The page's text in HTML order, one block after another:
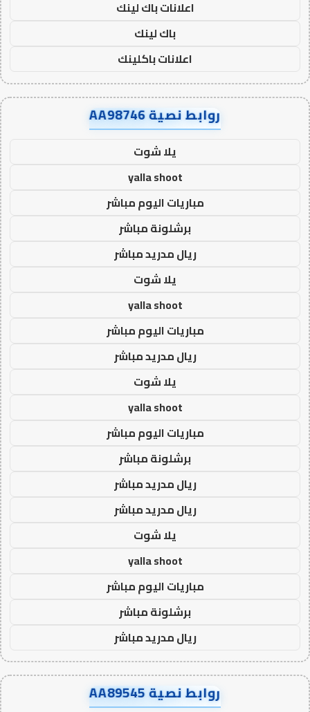
اعلانات باك لينك
باك لينك
اعلانات باكلينك
روابط نصية AA98746
يلا شوت
yalla shoot
مباريات اليوم مباشر
برشلونة مباشر
ريال مدريد مباشر
يلا شوت
yalla shoot
مباريات اليوم مباشر
ريال مدريد مباشر
يلا شوت
yalla shoot
مباريات اليوم مباشر
برشلونة مباشر
ريال مدريد مباشر
ريال مدريد مباشر
يلا شوت
yalla shoot
مباريات اليوم مباشر
برشلونة مباشر
ريال مدريد مباشر
روابط نصية AA89545